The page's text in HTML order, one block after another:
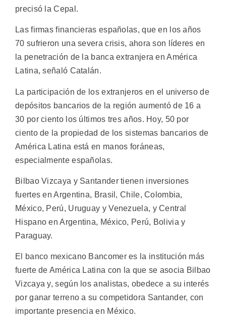
precisó la Cepal.
Las firmas financieras españolas, que en los años
70 sufrieron una severa crisis, ahora son líderes en
la penetración de la banca extranjera en América
Latina, señaló Catalán.
La participación de los extranjeros en el universo de
depósitos bancarios de la región aumentó de 16 a
30 por ciento los últimos tres años. Hoy, 50 por
ciento de la propiedad de los sistemas bancarios de
América Latina está en manos foráneas,
especialmente españolas.
Bilbao Vizcaya y Santander tienen inversiones
fuertes en Argentina, Brasil, Chile, Colombia,
México, Perú, Uruguay y Venezuela, y Central
Hispano en Argentina, México, Perú, Bolivia y
Paraguay.
El banco mexicano Bancomer es la institución más
fuerte de América Latina con la que se asocia Bilbao
Vizcaya y, según los analistas, obedece a su interés
por ganar terreno a su competidora Santander, con
importante presencia en México.